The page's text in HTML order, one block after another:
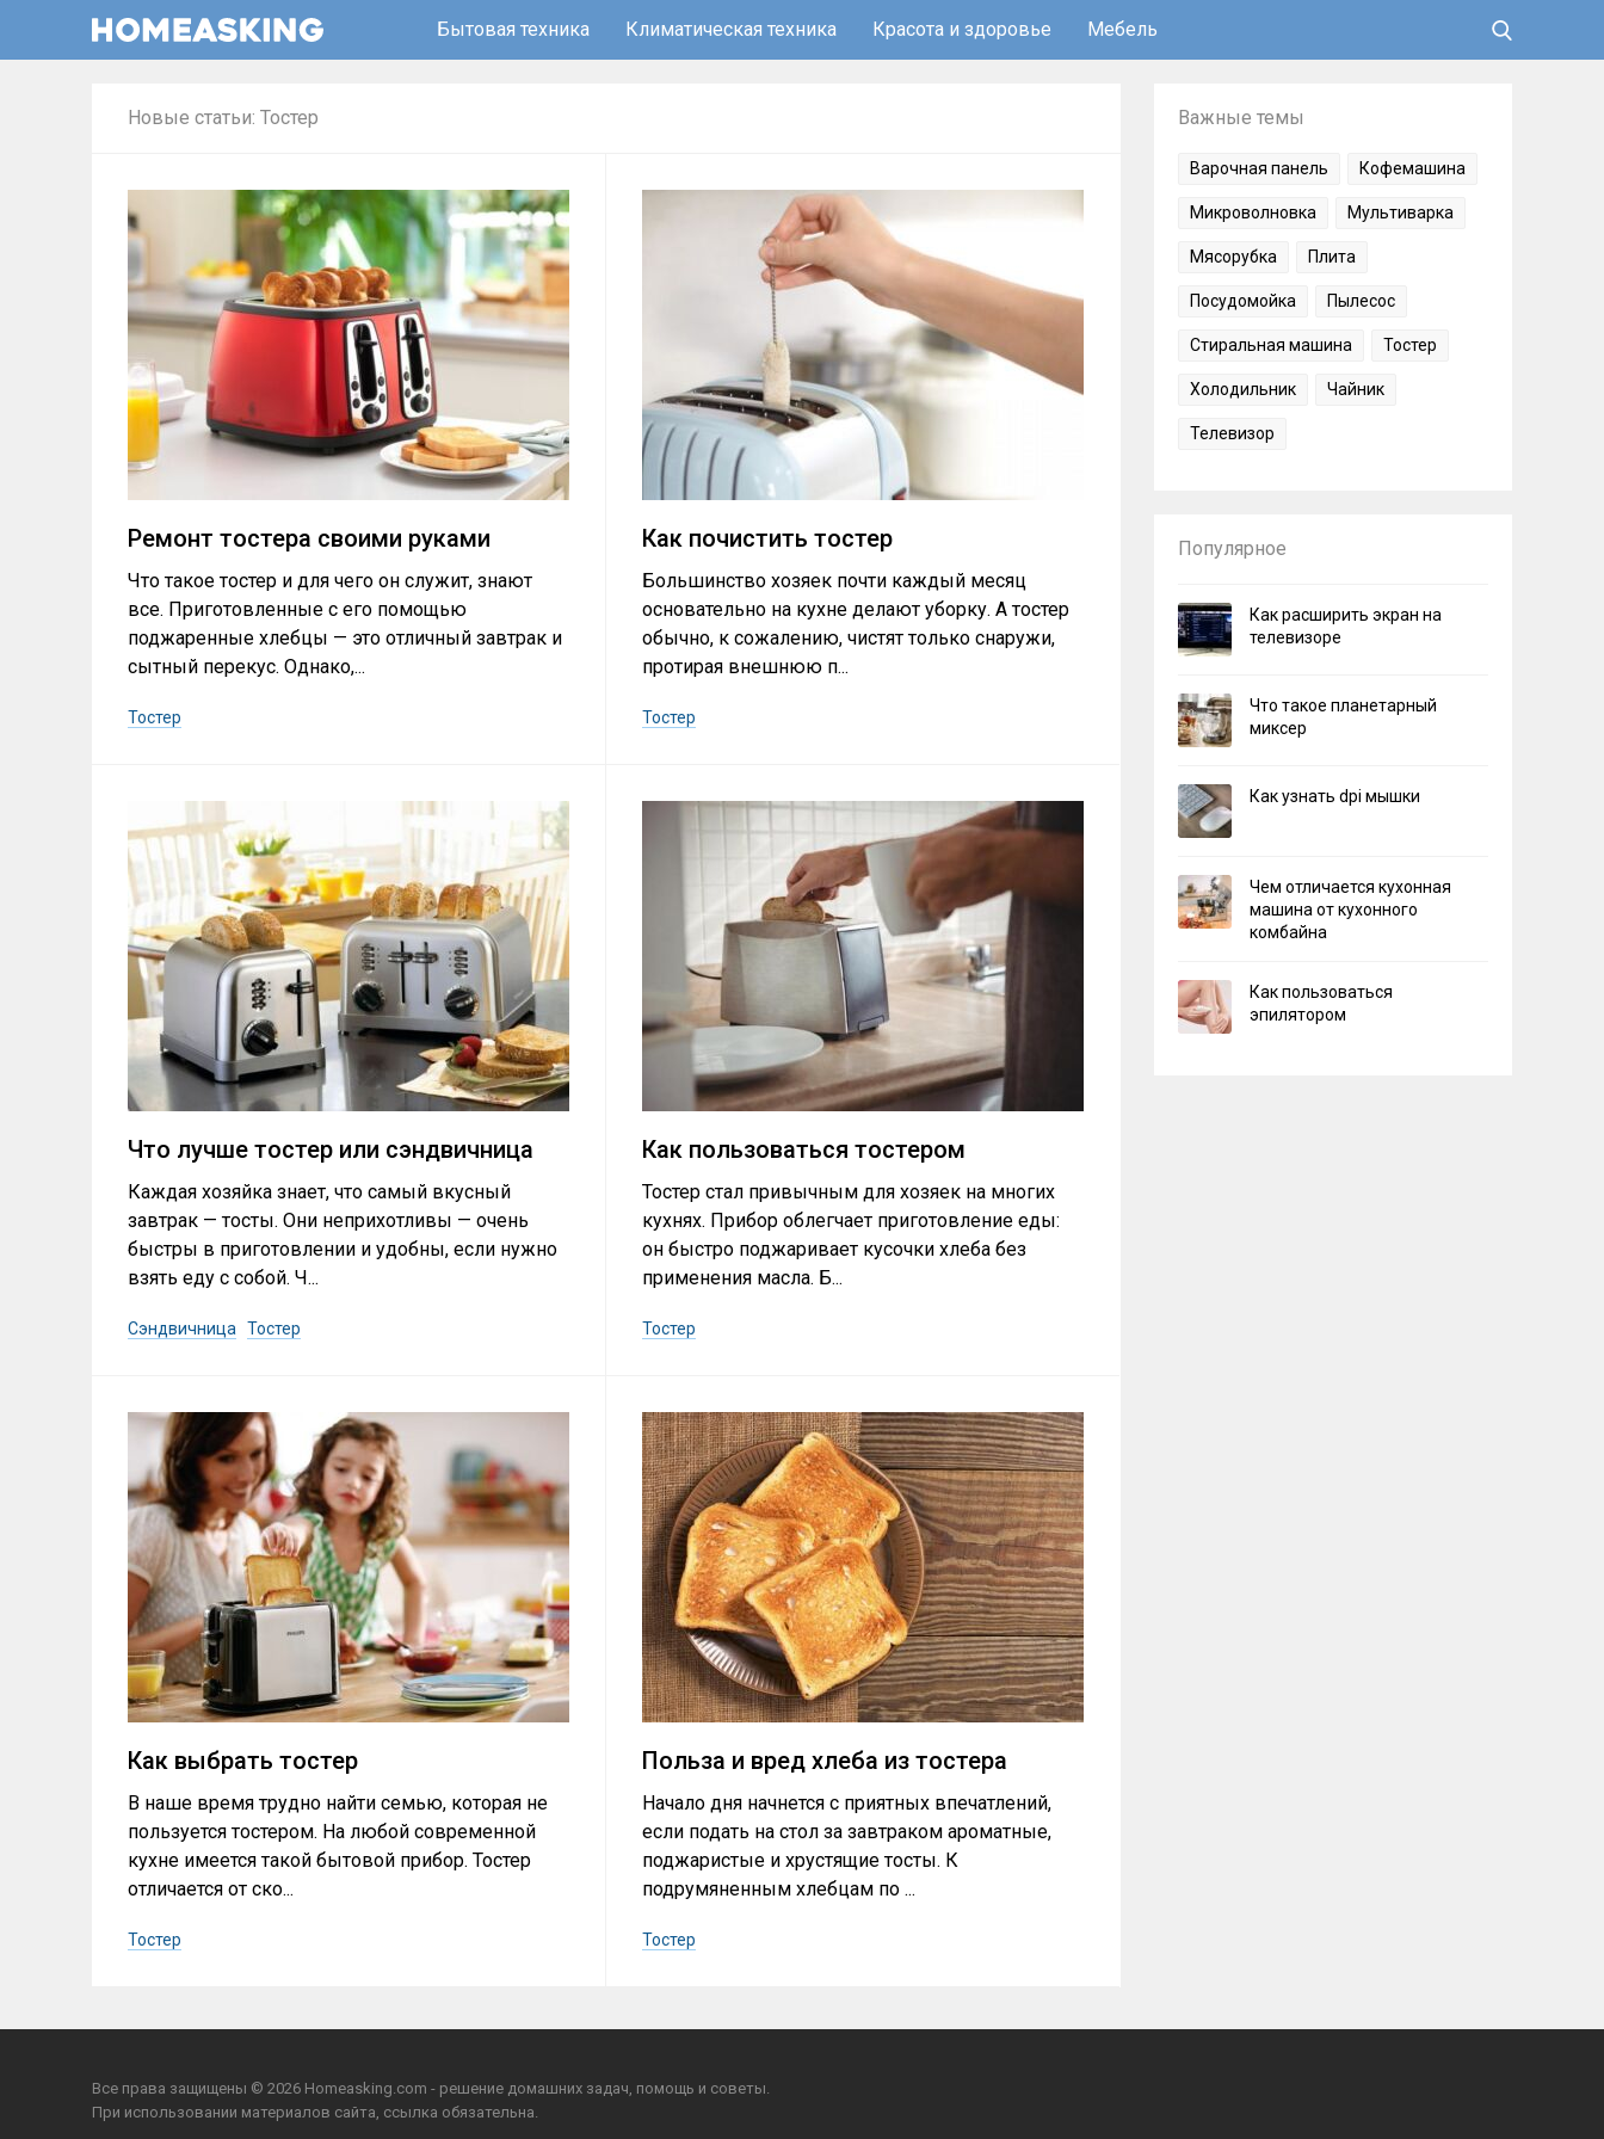
Бытовая техника Климатическая техника Красота и здоровье Мебель
Новые статьи: Тостер
Ремонт тостера своими руками
Что такое тостер и для чего он служит, знают
все. Приготовленные с его помощью
поджаренные хлебцы — это отличный завтрак и
сытный перекус. Однако,...
Тостер
Как почистить тостер
Большинство хозяек почти каждый месяц
основательно на кухне делают уборку. А тостер
обычно, к сожалению, чистят только снаружи,
протирая внешнюю п...
Тостер
Что лучше тостер или сэндвичница
Каждая хозяйка знает, что самый вкусный
завтрак — тосты. Они неприхотливы — очень
быстры в приготовлении и удобны, если нужно
взять еду с собой. Ч...
Сэндвичница Тостер
Как пользоваться тостером
Тостер стал привычным для хозяек на многих
кухнях. Прибор облегчает приготовление еды:
он быстро поджаривает кусочки хлеба без
применения масла. Б...
Тостер
Как выбрать тостер
В наше время трудно найти семью, которая не
пользуется тостером. На любой современной
кухне имеется такой бытовой прибор. Тостер
отличается от ско...
Тостер
Польза и вред хлеба из тостера
Начало дня начнется с приятных впечатлений,
если подать на стол за завтраком ароматные,
поджаристые и хрустящие тосты. К
подрумяненным хлебцам по ...
Тостер
Важные темы
Варочная панель Кофемашина
Микроволновка Мультиварка
Мясорубка Плита
Посудомойка Пылесос
Стиральная машина Тостер
Холодильник Чайник
Телевизор
Популярное
Как расширить экран на
телевизоре
Что такое планетарный
миксер
Как узнать dpi мышки
Чем отличается кухонная
машина от кухонного
комбайна
Как пользоваться
эпилятором
Все права защищены © 2026 Homeasking.com - решение домашних задач, помощь и советы.
При использовании материалов сайта, ссылка обязательна.